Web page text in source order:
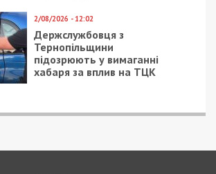
2/08/2026 - 12:02
Держслужбовця з
Тернопільщини
підозрюють у вимаганні
хабаря за вплив на ТЦК